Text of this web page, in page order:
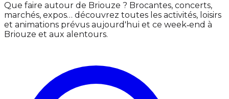
Que faire autour de Briouze ? Brocantes, concerts,
marchés, expos… découvrez toutes les activités, loisirs
et animations prévus aujourd'hui et ce week‑end à
Briouze et aux alentours.